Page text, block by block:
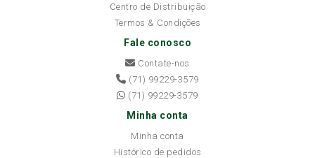
Centro de Distribuição
Termos & Condições
Fale conosco
Contate-nos
(71) 99229-3579
(71) 99229-3579
Minha conta
Minha conta
Histórico de pedidos